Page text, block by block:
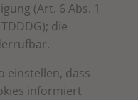
(Art. 6 Abs. 1
die
einstellen, dass
informiert